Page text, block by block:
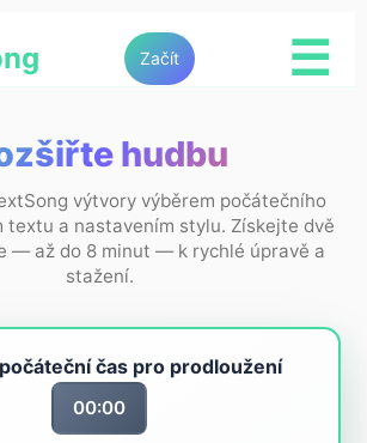
Začít ☰
hudbu
výtvory výběrem počátečního
textu a nastavením stylu. Získejte dvě
— až do 8 minut — k rychlé úpravě a
stažení.
čas pro prodloužení
00:00